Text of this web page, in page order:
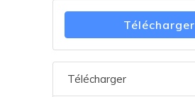
Télécharger
Télécharger